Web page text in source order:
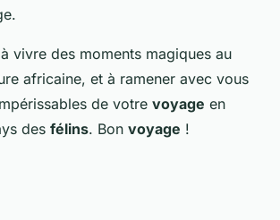
vivre des moments magiques au
africaine, et à ramener avec vous
de votre voyage en
des félins. Bon voyage !